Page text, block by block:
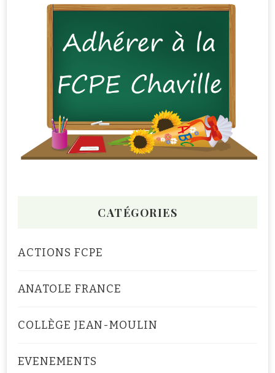
CATÉGORIES
ACTIONS FCPE
ANATOLE FRANCE
COLLÈGE JEAN-MOULIN
EVENEMENTS